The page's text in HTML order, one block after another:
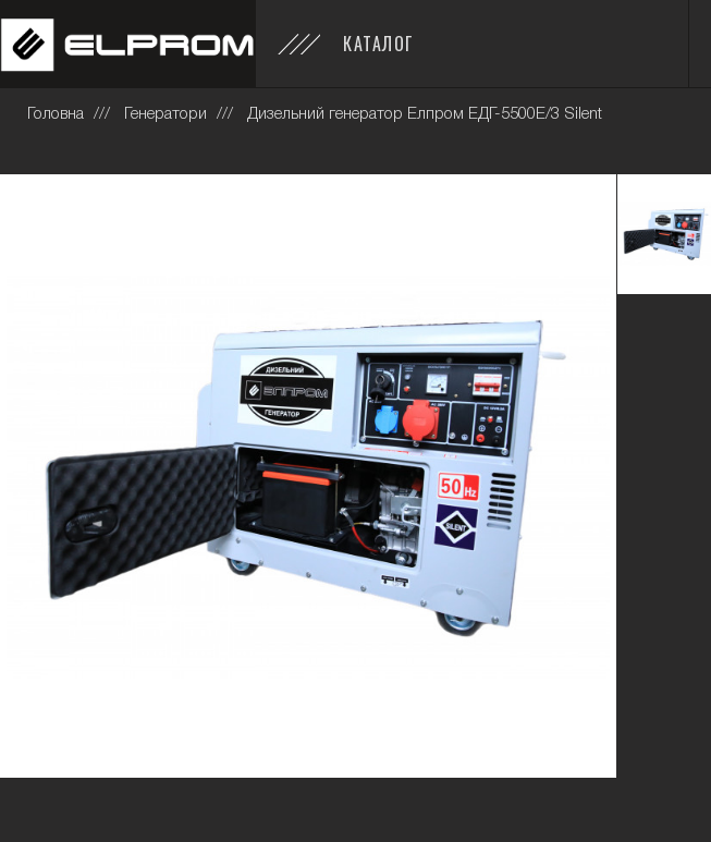
КАТАЛОГ
Головна Генератори Дизельний генератор Елпром ЕДГ-5500Е/3 Silent